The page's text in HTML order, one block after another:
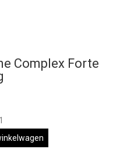
Complex Forte